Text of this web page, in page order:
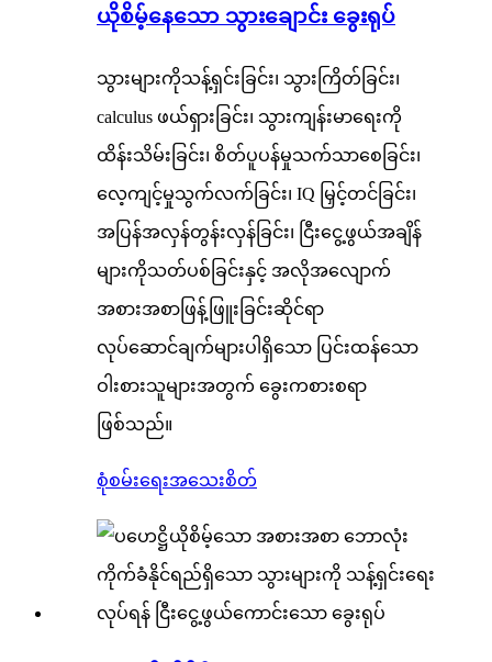
ယိုစိမ့်နေသော သွားချောင်း ခွေးရုပ်
သွားများကိုသန့်ရှင်းခြင်း၊ သွားကြိတ်ခြင်း၊
calculus ဖယ်ရှားခြင်း၊ သွားကျန်းမာရေးကို
ထိန်းသိမ်းခြင်း၊ စိတ်ပူပန်မှုသက်သာစေခြင်း၊
လေ့ကျင့်မှုသွက်လက်ခြင်း၊ IQ မြှင့်တင်ခြင်း၊
အပြန်အလှန်တွန်းလှန်ခြင်း၊ ငြီးငွေ့ဖွယ်အချိန်
များကိုသတ်ပစ်ခြင်းနှင့် အလိုအလျောက်
အစားအစာဖြန့်ဖြူးခြင်းဆိုင်ရာ
လုပ်ဆောင်ချက်များပါရှိသော ပြင်းထန်သော
ဝါးစားသူများအတွက် ခွေးကစားစရာ
ဖြစ်သည်။
စုံစမ်းရေးအသေးစိတ်